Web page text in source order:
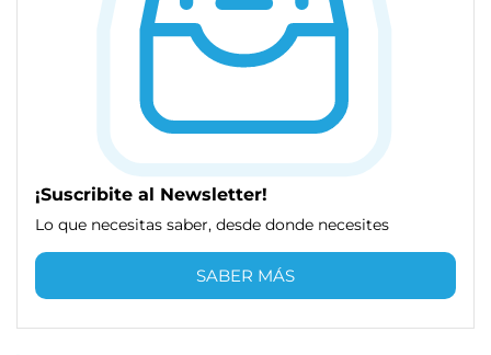
¡Suscribite al Newsletter!
Lo que necesitas saber, desde donde necesites
SABER MÁS